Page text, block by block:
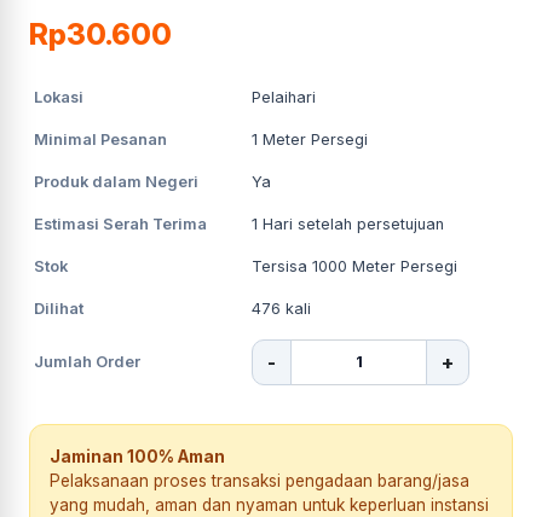
Rp30.600
Lokasi Pelaihari
Minimal Pesanan 1 Meter Persegi
Produk dalam Negeri Ya
Estimasi Serah Terima 1 Hari setelah persetujuan
Stok Tersisa 1000 Meter Persegi
Dilihat 476 kali
Jumlah Order - +
Jaminan 100% Aman
Pelaksanaan proses transaksi pengadaan barang/jasa
yang mudah, aman dan nyaman untuk keperluan instansi